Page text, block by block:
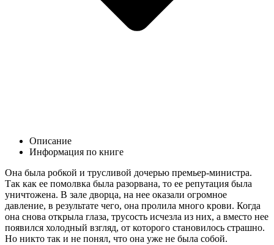
Описание
Информация по книге
Она была робкой и трусливой дочерью премьер-министра.
Так как ее помолвка была разорвана, то ее репутация была
уничтожена. В зале дворца, на нее оказали огромное
давление, в результате чего, она пролила много крови. Когда
она снова открыла глаза, трусость исчезла из них, а вместо нее
появился холодный взгляд, от которого становилось страшно.
Но никто так и не понял, что она уже не была собой.